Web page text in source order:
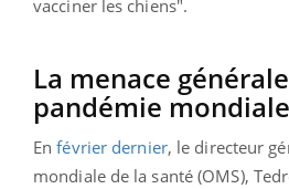
vacciner les chiens".
La menace
pandémie mondiale
Enfévrier dernier, le directeur
mondiale de la santé (OMS),